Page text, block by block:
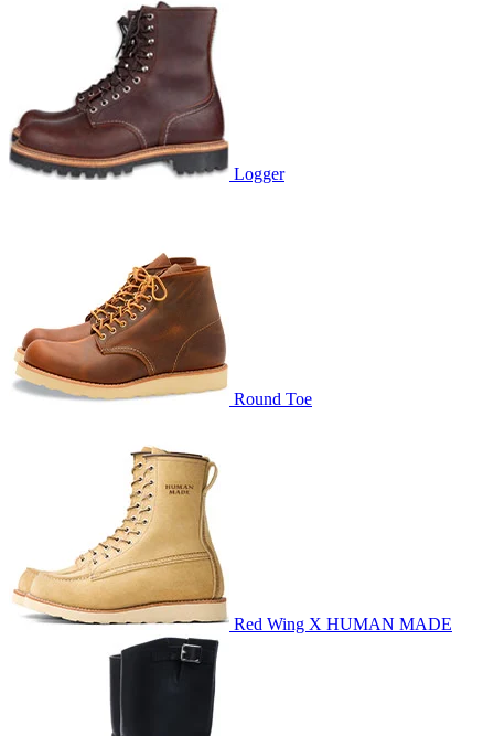
Logger
Round Toe
Red Wing X HUMAN MADE